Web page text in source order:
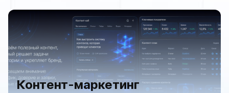
Контент-маркетинг